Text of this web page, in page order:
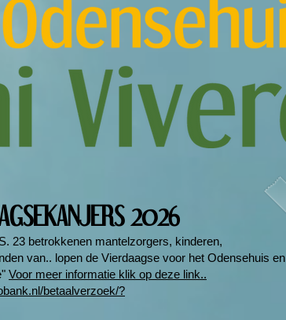
2026
23 betrokkenen mantelzorgers, kinderen,
van.. lopen de Vierdaagse voor het Odensehuis en
Voor meer informatie klik op deze link..
betaalverzoek/?